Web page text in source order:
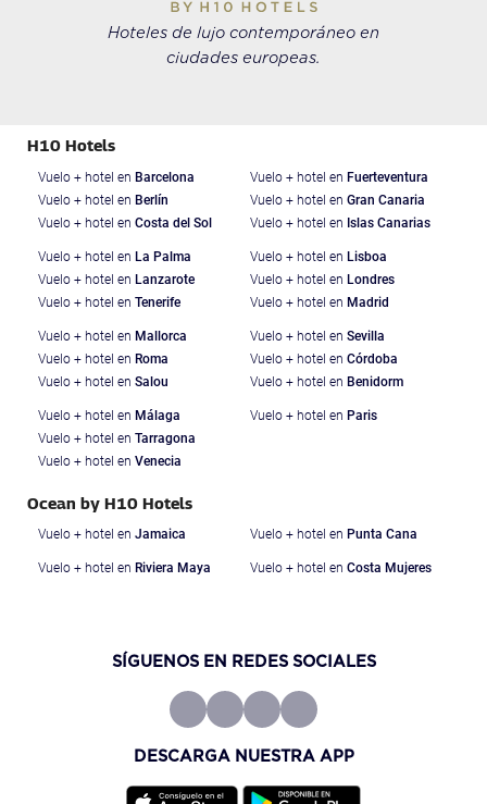
Hoteles de lujo contemporáneo en
ciudades europeas.
H10 Hotels
Vuelo + hotel en Barcelona
Vuelo + hotel en Berlín
Vuelo + hotel en Costa del Sol
Vuelo + hotel en Fuerteventura
Vuelo + hotel en Gran Canaria
Vuelo + hotel en Islas Canarias
Vuelo + hotel en La Palma
Vuelo + hotel en Lanzarote
Vuelo + hotel en Tenerife
Vuelo + hotel en Lisboa
Vuelo + hotel en Londres
Vuelo + hotel en Madrid
Vuelo + hotel en Mallorca
Vuelo + hotel en Roma
Vuelo + hotel en Salou
Vuelo + hotel en Sevilla
Vuelo + hotel en Córdoba
Vuelo + hotel en Benidorm
Vuelo + hotel en Málaga
Vuelo + hotel en Tarragona
Vuelo + hotel en Venecia
Vuelo + hotel en Paris
Ocean by H10 Hotels
Vuelo + hotel en Jamaica Vuelo + hotel en Punta Cana
Vuelo + hotel en Riviera Maya Vuelo + hotel en Costa Mujeres
SÍGUENOS EN REDES SOCIALES
DESCARGA NUESTRA APP